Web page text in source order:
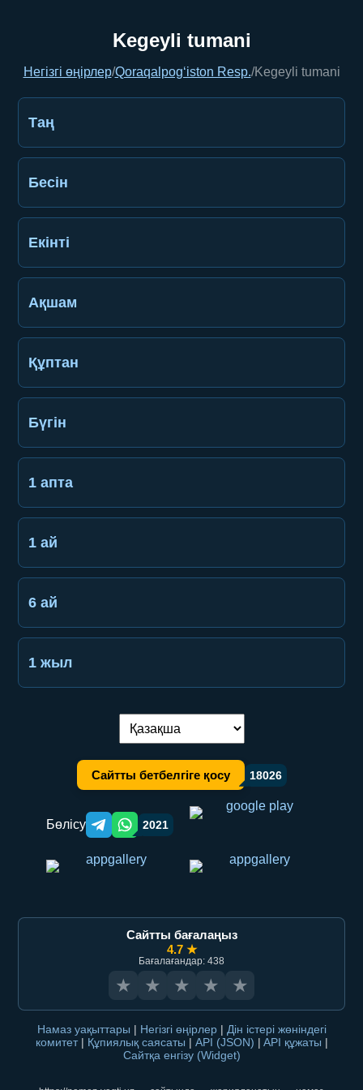
Kegeyli tumani
Негізгі өңірлер/Qoraqalpog‘iston Resp./Kegeyli tumani
Таң
Бесін
Екінті
Ақшам
Құптан
Бүгін
1 апта
1 ай
6 ай
1 жыл
Тілді ауыстыру:
Сайтты бетбелгіге қосу 18026
Бөлісу Telegram orqali ulashish
WhatsApp orqali ulashish
2021
Сайтты бағалаңыз
4.7 ★
Бағалағандар: 438
★ ★ ★ ★ ★
Намаз уақыттары | Негізгі өңірлер | Дін істері жөніндегі
комитет | Құпиялық саясаты | API (JSON) | API құжаты |
Сайтқа енгізу (Widget)